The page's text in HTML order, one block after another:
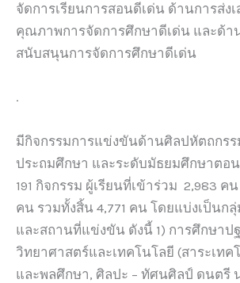
จัดการเรียนการสอนดีเด่น ด้านการส่ง
คุณภาพการจัดการศึกษาดีเด่น และด้า
สนับสนุนการจัดการศึกษาดีเด่น
.
มีกิจกรรมการแข่งขันด้านศิลปหัตถกรร
ประถมศึกษา และระดับมัธยมศึกษาตอ
191 กิจกรรม ผู้เรียนที่เข้าร่วม 2,983 ค
คน รวมทั้งสิ้น 4,771 คน โดยแบ่งเป็นก
และสถานที่แข่งขัน ดังนี้ 1) การศึกษาป
วิทยาศาสตร์และเทคโนโลยี (สาระเท
และพลศึกษา, ศิลปะ – ทัศนศิลป์ ดนตรี